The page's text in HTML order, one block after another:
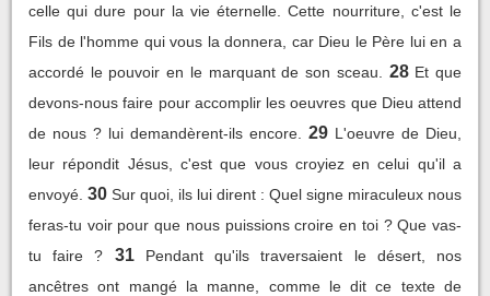
celle qui dure pour la vie éternelle. Cette nourriture, c'est le
Fils de l'homme qui vous la donnera, car Dieu le Père lui en a
accordé le pouvoir en le marquant de son sceau.
28 Et que
devons-nous faire pour accomplir les oeuvres que Dieu attend
de nous ? lui demandèrent-ils encore.
29 L'oeuvre de Dieu,
leur répondit Jésus, c'est que vous croyiez en celui qu'il a
envoyé. 30 Sur quoi, ils lui dirent : Quel signe miraculeux nous
feras-tu voir pour que nous puissions croire en toi ? Que vas-
tu faire ?
31
Pendant qu'ils traversaient le désert, nos
ancêtres ont mangé la manne, comme le dit ce texte de